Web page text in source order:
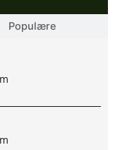
Populære